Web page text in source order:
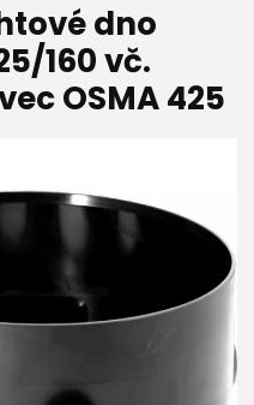
dno
160 vč.
OSMA 425